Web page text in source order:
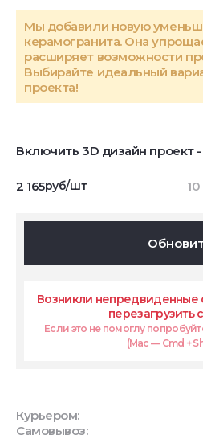
Мы добавили новую
керамогранита. Она
расширяет возможности
Выбирайте идеальный
проекта!
Включить 3D дизайн проект
2 165руб/шт
Возникли непредвиденные
перезагрузить
Если это не помоглу
(Mac — Cmd +
Курьером:
Самовывоз: